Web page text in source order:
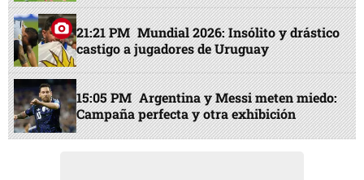
21:21 PM Mundial 2026: Insólito y drástico
castigo a jugadores de Uruguay
15:05 PM Argentina y Messi meten miedo:
Campaña perfecta y otra exhibición